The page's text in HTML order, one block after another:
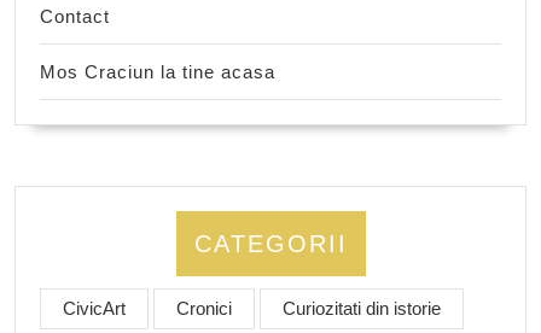
Contact
Mos Craciun la tine acasa
CATEGORII
CivicArt Cronici Curiozitati din istorie